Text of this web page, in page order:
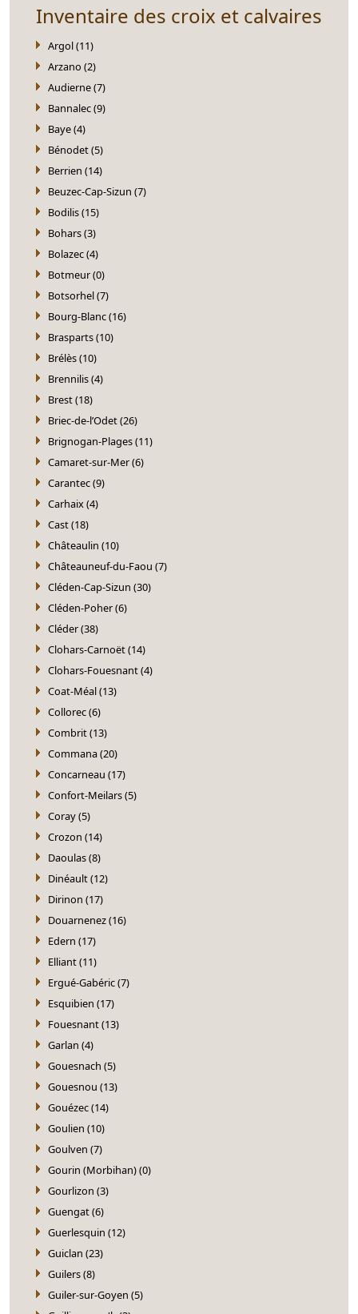
Inventaire des croix et calvaires
Argol (11)
Arzano (2)
Audierne (7)
Bannalec (9)
Baye (4)
Bénodet (5)
Berrien (14)
Beuzec-Cap-Sizun (7)
Bodilis (15)
Bohars (3)
Bolazec (4)
Botmeur (0)
Botsorhel (7)
Bourg-Blanc (16)
Brasparts (10)
Brélès (10)
Brennilis (4)
Brest (18)
Briec-de-l’Odet (26)
Brignogan-Plages (11)
Camaret-sur-Mer (6)
Carantec (9)
Carhaix (4)
Cast (18)
Châteaulin (10)
Châteauneuf-du-Faou (7)
Cléden-Cap-Sizun (30)
Cléden-Poher (6)
Cléder (38)
Clohars-Carnoët (14)
Clohars-Fouesnant (4)
Coat-Méal (13)
Collorec (6)
Combrit (13)
Commana (20)
Concarneau (17)
Confort-Meilars (5)
Coray (5)
Crozon (14)
Daoulas (8)
Dinéault (12)
Dirinon (17)
Douarnenez (16)
Edern (17)
Elliant (11)
Ergué-Gabéric (7)
Esquibien (17)
Fouesnant (13)
Garlan (4)
Gouesnach (5)
Gouesnou (13)
Gouézec (14)
Goulien (10)
Goulven (7)
Gourin (Morbihan) (0)
Gourlizon (3)
Guengat (6)
Guerlesquin (12)
Guiclan (23)
Guilers (8)
Guiler-sur-Goyen (5)